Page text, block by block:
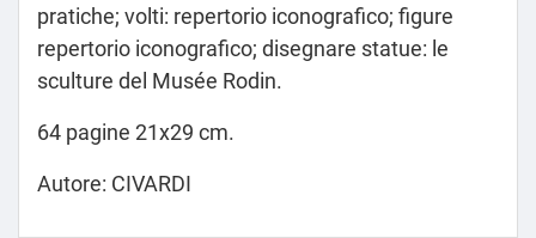
pratiche; volti: repertorio iconografico; figure
repertorio iconografico; disegnare statue: le
sculture del Musée Rodin.
64 pagine 21x29 cm.
Autore: CIVARDI